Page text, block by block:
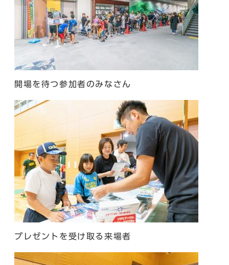
開場を待つ参加者のみなさん
プレゼントを受け取る来場者